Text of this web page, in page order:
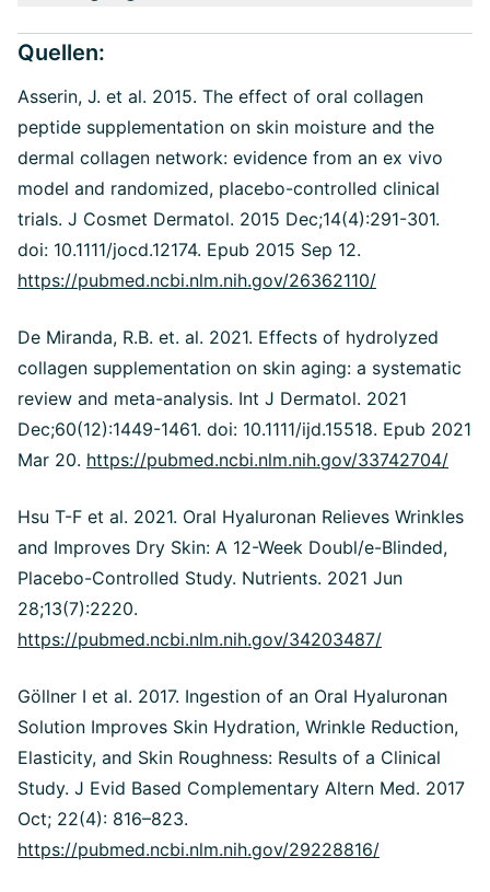
Quellen:
Asserin, J. et al. 2015. The effect of oral collagen
peptide supplementation on skin moisture and the
dermal collagen network: evidence from an ex vivo
model and randomized, placebo-controlled clinical
trials. J Cosmet Dermatol. 2015 Dec;14(4):291-301.
doi: 10.1111/jocd.12174. Epub 2015 Sep 12.
https://pubmed.ncbi.nlm.nih.gov/26362110/
De Miranda, R.B. et. al. 2021. Effects of hydrolyzed
collagen supplementation on skin aging: a systematic
review and meta-analysis. Int J Dermatol. 2021
Dec;60(12):1449-1461. doi: 10.1111/ijd.15518. Epub 2021
Mar 20. https://pubmed.ncbi.nlm.nih.gov/33742704/
Hsu T-F et al. 2021. Oral Hyaluronan Relieves Wrinkles
and Improves Dry Skin: A 12-Week Doubl/e-Blinded,
Placebo-Controlled Study. Nutrients. 2021 Jun
28;13(7):2220.
https://pubmed.ncbi.nlm.nih.gov/34203487/
Göllner I et al. 2017. Ingestion of an Oral Hyaluronan
Solution Improves Skin Hydration, Wrinkle Reduction,
Elasticity, and Skin Roughness: Results of a Clinical
Study. J Evid Based Complementary Altern Med. 2017
Oct; 22(4): 816–823.
https://pubmed.ncbi.nlm.nih.gov/29228816/